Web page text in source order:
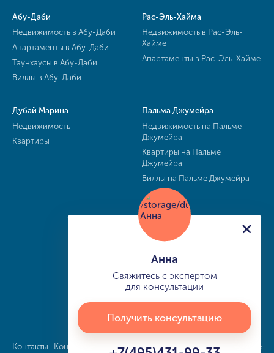
Абу-Даби
Недвижимость в Абу-Даби
Апартаменты в Абу-Даби
Таунхаусы в Абу-Даби
Виллы в Абу-Даби
Рас-Эль-Хайма
Недвижимость в Рас-Эль-
Хайме
Апартаменты в Рас-Эль-Хайме
Дубай Марина
Недвижимость
Квартиры
Пальма Джумейра
Недвижимость на Пальме
Джумейра
Квартиры на Пальме
Джумейра
Виллы на Пальме Джумейра
Контакты Конфиденциальность Карта сайта info@buy-dubai.ae
Анна
Свяжитесь с экспертом
для консультации
Получить консультацию